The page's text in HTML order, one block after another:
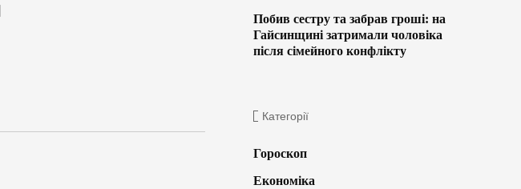
Побив сестру та забрав гроші: на
Гайсинщині затримали чоловіка
після сімейного конфлікту
Категорії
Гороскоп
Економіка